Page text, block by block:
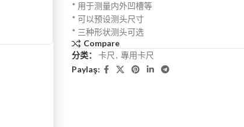
* 用于测量内外凹槽等
* 可以预设测头尺寸
* 三种形状测头可选
Compare
分类：
卡尺 , 專用卡尺
Paylaş: